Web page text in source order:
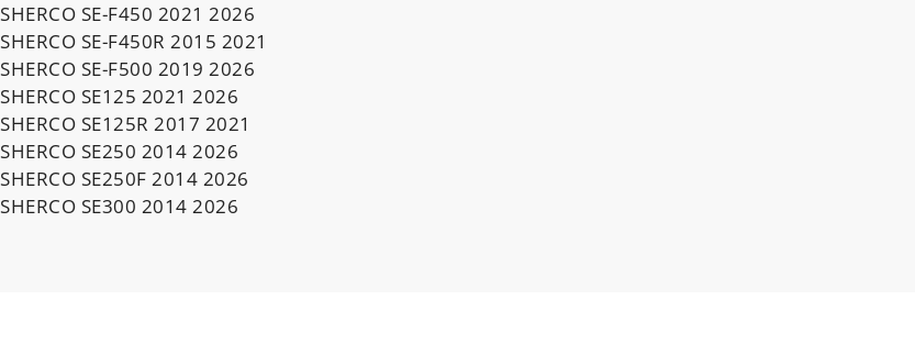
SHERCO SE-F450 2021 2026
SHERCO SE-F450R 2015 2021
SHERCO SE-F500 2019 2026
SHERCO SE125 2021 2026
SHERCO SE125R 2017 2021
SHERCO SE250 2014 2026
SHERCO SE250F 2014 2026
SHERCO SE300 2014 2026